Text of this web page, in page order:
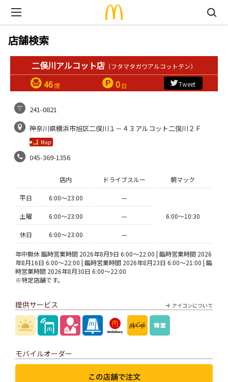
店舗検索
二俣川アルコット店 （フタマタガワアルコットテン）
46席 0台 Tweet
241-0821
神奈川県横浜市旭区二俣川１－４３アルコット二俣川２Ｆ
Map
045-369-1356
店内 ドライブスルー 朝マック
平日 6:00〜23:00 —
6:00〜10:30
土曜 6:00〜23:00 —
休日 6:00〜23:00 —
年中無休 臨時営業時間 2026年8月9日 6:00～22:00 | 臨時営業時間 2026
年8月16日 6:00～22:00 | 臨時営業時間 2026年8月23日 6:00～21:00 | 臨
時営業時間 2026年8月30日 6:00～22:00
※特定店舗です。
アイコンについて
提供サービス
モバイルオーダー